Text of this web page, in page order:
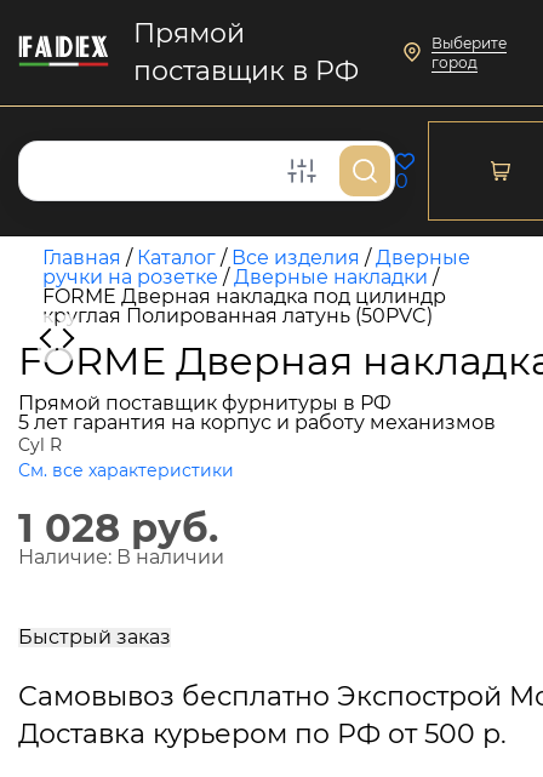
Прямой
поставщик в РФ
Выберите
город
0
Главная / Каталог / Все изделия /Дверные
ручки на розетке /Дверные накладки /
FORME Дверная накладка под цилиндр
круглая Полированная латунь (50PVC)
FORME Дверная
Прямой поставщик фурнитуры в РФ
5 лет гарантия на корпус и работу механизмов
Cyl R
См. все характеристики
1 028 руб.
Наличие: В наличии
Быстрый заказ
Самовывоз бесплатно Экспострой
Доставка курьером по РФ от 500 р.